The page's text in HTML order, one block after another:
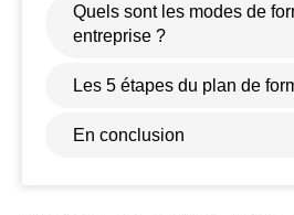
Quels sont les modes de
entreprise ?
Les 5 étapes du plan de
En conclusion